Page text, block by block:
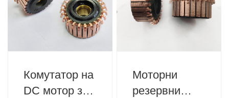
Комутатор на
DC мотор за
Моторни
резервни